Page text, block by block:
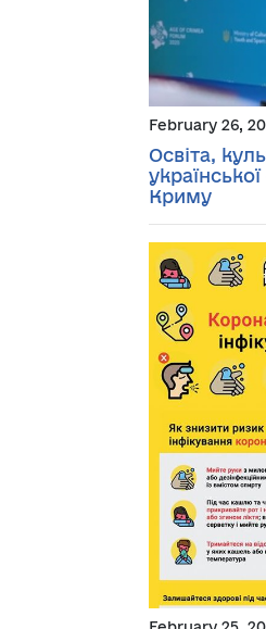
February 26,
Освіта,
української
Криму